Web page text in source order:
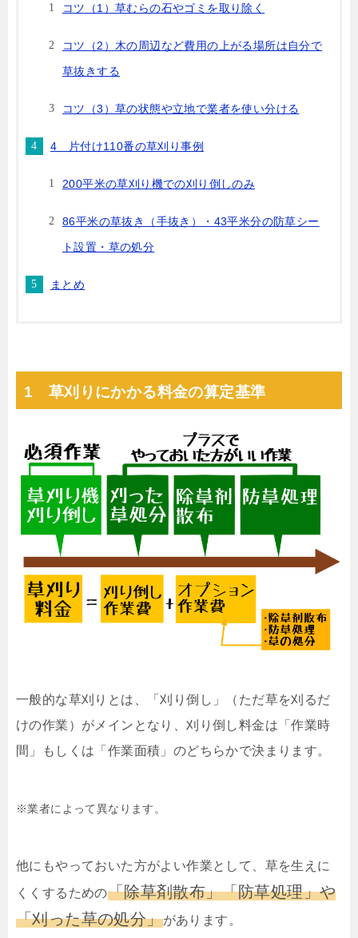
コツ（1）草むらの石やゴミを取り除く
コツ（2）木の周辺など費用の上がる場所は自分で
草抜きする
コツ（3）草の状態や立地で業者を使い分ける
4 片付け110番の草刈り事例
200平米の草刈り機での刈り倒しのみ
86平米の草抜き（手抜き）・43平米分の防草シー
ト設置・草の処分
まとめ
1 草刈りにかかる料金の算定基準
一般的な草刈りとは、「刈り倒し」（ただ草を刈るだ
けの作業）がメインとなり、刈り倒し料金は「作業時
間」もしくは「作業面積」のどちらかで決まります。
※業者によって異なります。
他にもやっておいた方がよい作業として、草を生えに
くくするための「除草剤散布」「防草処理」や
「刈った草の処分」があります。